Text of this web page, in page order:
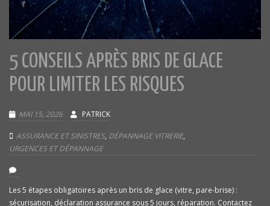
5 CONSEILS APRÈS BRIS DE GLACE
POUR LIMITER LES RISQUES
MAI 15, 2026 PATRICK
ASSURANCE ET SINISTRES, DÉPANNAGE VITRERIE,
URGENCES ET DÉPANNAGE
Les 5 étapes obligatoires après un bris de glace (vitre, pare-brise) :
sécurisation, déclaration assurance sous 5 jours, réparation. Contactez